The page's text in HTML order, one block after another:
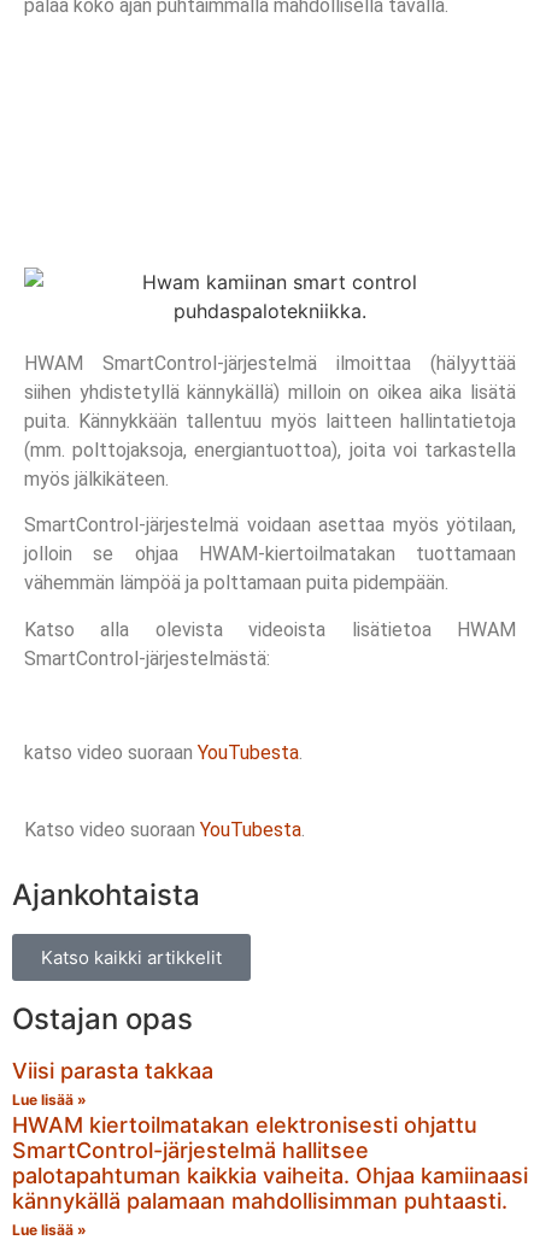
palaa koko ajan puhtaimmalla mahdollisella tavalla.
HWAM SmartControl-järjestelmä ilmoittaa (hälyyttää
siihen yhdistetyllä kännykällä) milloin on oikea aika lisätä
puita. Kännykkään tallentuu myös laitteen hallintatietoja
(mm. polttojaksoja, energiantuottoa), joita voi tarkastella
myös jälkikäteen.
SmartControl-järjestelmä voidaan asettaa myös yötilaan,
jolloin se ohjaa HWAM-kiertoilmatakan tuottamaan
vähemmän lämpöä ja polttamaan puita pidempään.
Katso alla olevista videoista lisätietoa HWAM
SmartControl-järjestelmästä:
katso video suoraan YouTubesta.
Katso video suoraan YouTubesta.
Ajankohtaista
Katso kaikki artikkelit
Ostajan opas
Viisi parasta takkaa
Lue lisää »
HWAM kiertoilmatakan elektronisesti ohjattu
SmartControl-järjestelmä hallitsee
palotapahtuman kaikkia vaiheita. Ohjaa kamiinaasi
kännykällä palamaan mahdollisimman puhtaasti.
Lue lisää »